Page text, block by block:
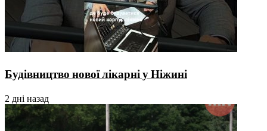
Будівництво нової лікарні у Ніжині
2 дні назад